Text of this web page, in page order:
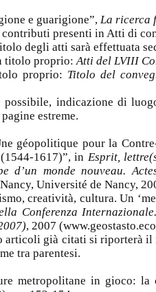
e guarigione”, La ricerca
presenti in Atti di
degli atti sarà effettuata
titolo proprio:Atti del LVIII
proprio: Titolo del
possibile, indicazione di
estreme.
géopolitique pour la
1617)”, in Esprit,
d’un monde nouveau.
Université de Nancy,
creatività, cultura. Un
Conferenza
, 2007
articoli già citati si riporterà il
tra parentesi.
metropolitane in gioco: